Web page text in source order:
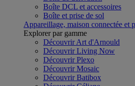
Boîte DCL et accessoires
Boîte et prise de sol
Appareillage, maison connectée et
Explorer par gamme
Découvrir Art d'Arnould
Découvrir Living Now
Découvrir Plexo
Découvrir Mosaic
Découvrir Batibox